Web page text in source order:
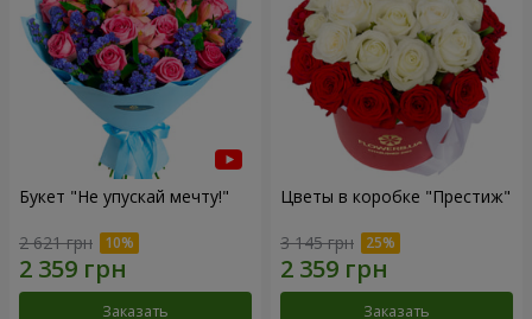
Букет "Не упускай мечту!"
2 621 грн
Заказать
Цветы в коробке "Престиж"
3 145 грн
Заказать